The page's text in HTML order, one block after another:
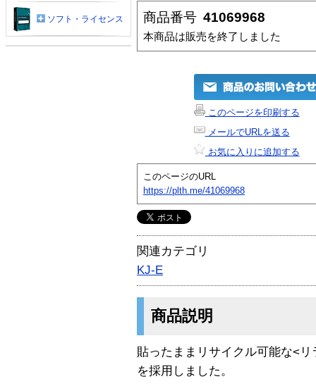
商品番号 41069968
本商品は販売を終了しました
このページを印刷する
メールでURLを送る
お気に入りに追加する
このページのURL
https://plth.me/41069968
関連カテゴリ
KJ-E
商品説明
貼ったままリサイクル可能な<
を採用しました。
ソフト・ライセンス